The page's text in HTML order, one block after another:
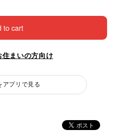
to cart
住まいの方向け
アプリで見る